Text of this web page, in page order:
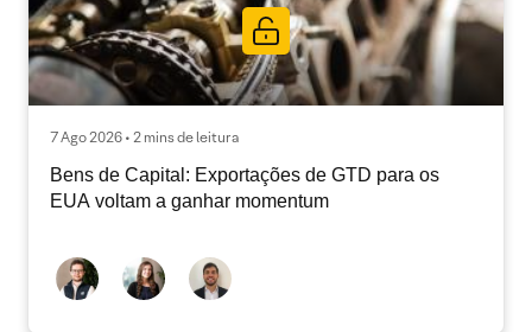
7 Ago 2026 • 2 mins de leitura
Bens de Capital: Exportações de GTD para os
EUA voltam a ganhar momentum